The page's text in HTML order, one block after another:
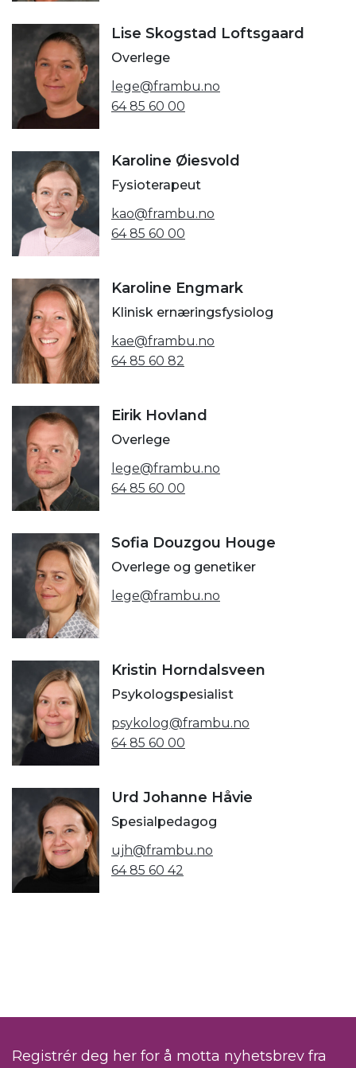
Lise Skogstad Loftsgaard
Overlege
lege@frambu.no
64 85 60 00
Karoline Øiesvold
Fysioterapeut
kao@frambu.no
64 85 60 00
Karoline Engmark
Klinisk ernæringsfysiolog
kae@frambu.no
64 85 60 82
Eirik Hovland
Overlege
lege@frambu.no
64 85 60 00
Sofia Douzgou Houge
Overlege og genetiker
lege@frambu.no
Kristin Horndalsveen
Psykologspesialist
psykolog@frambu.no
64 85 60 00
Urd Johanne Håvie
Spesialpedagog
ujh@frambu.no
64 85 60 42
Registrér deg her for å motta nyhetsbrev fra